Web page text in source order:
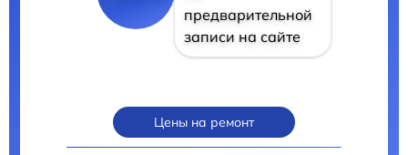
предварительной
записи на сайте
Цены на ремонт